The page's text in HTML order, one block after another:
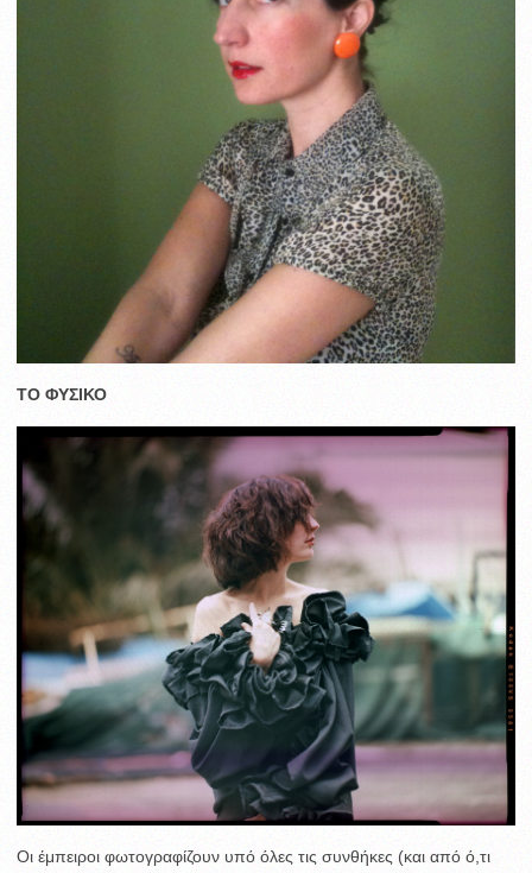
ΤΟ ΦΥΣΙΚΟ
Οι έμπειροι φωτογραφίζουν υπό όλες τις συνθήκες (και από ό,τι